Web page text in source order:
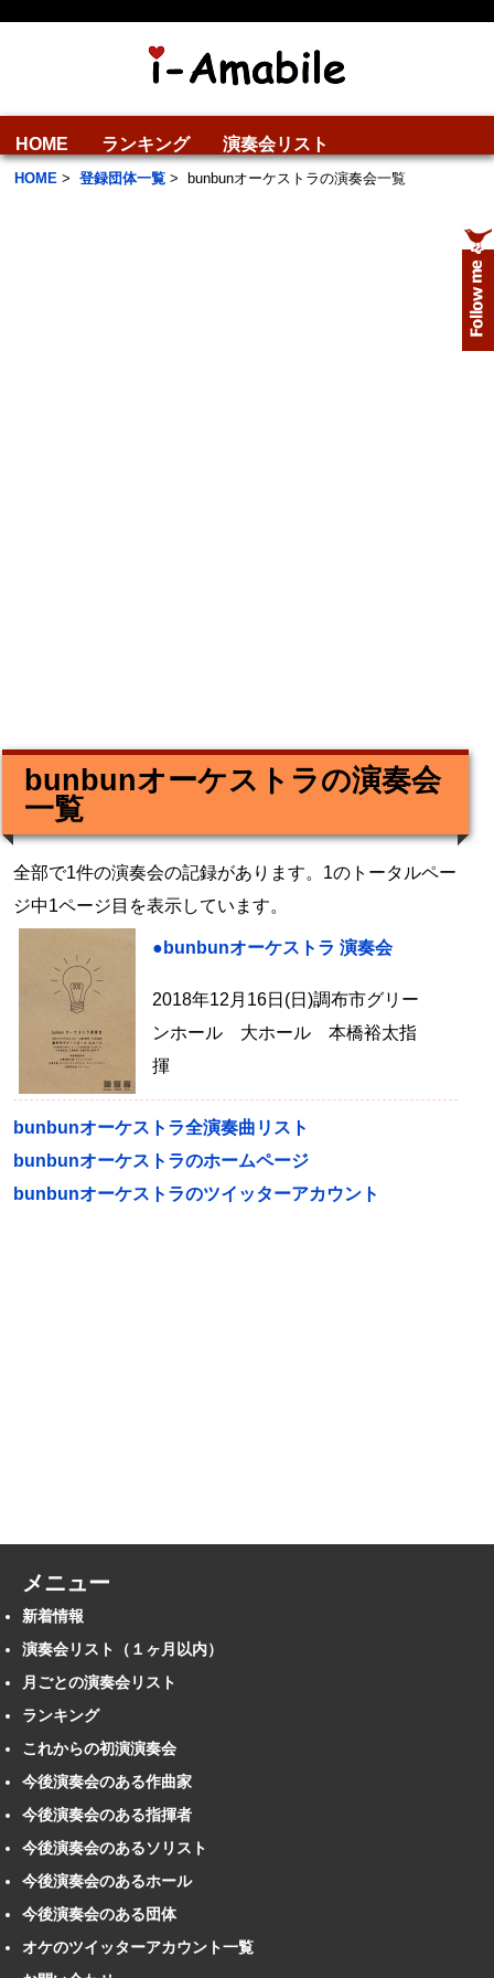
HOME ランキング 演奏会リスト
HOME > 登録団体一覧 > bunbunオーケストラの演奏会一覧
bunbunオーケストラの演奏会
一覧
全部で1件の演奏会の記録があります。1のトータルペー
ジ中1ページ目を表示しています。
●bunbunオーケストラ 演奏会
2018年12月16日(日)調布市グリー
ンホール 大ホール 本橋裕太指
揮
bunbunオーケストラ全演奏曲リスト
bunbunオーケストラのホームページ
bunbunオーケストラのツイッターアカウント
メニュー
新着情報
演奏会リスト（１ヶ月以内）
月ごとの演奏会リスト
ランキング
これからの初演演奏会
今後演奏会のある作曲家
今後演奏会のある指揮者
今後演奏会のあるソリスト
今後演奏会のあるホール
今後演奏会のある団体
オケのツイッターアカウント一覧